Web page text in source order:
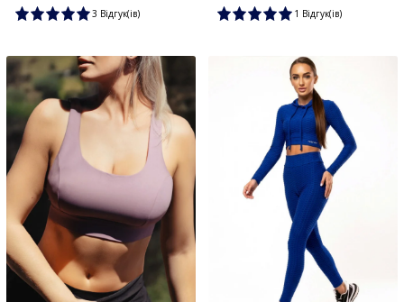
3 Відгук(ів) 1 Відгук(ів)